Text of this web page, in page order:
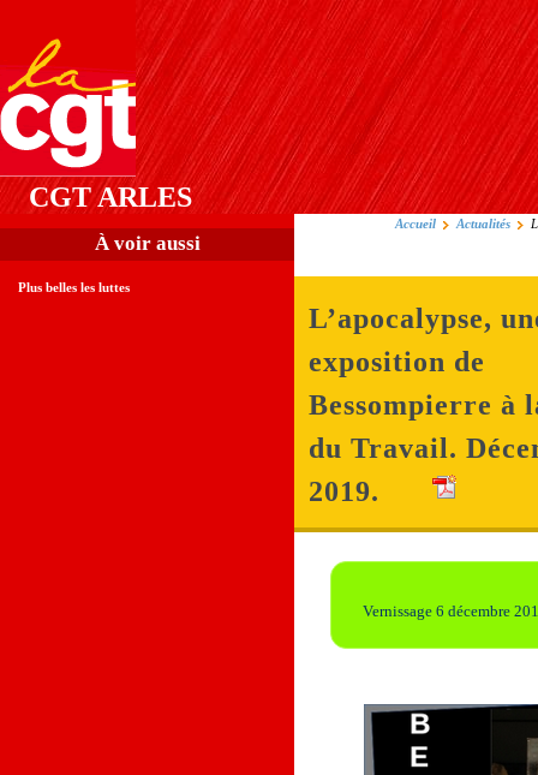
CGT ARLES
Accueil Actualités
L’apocalypse,
exposition de
Bessompierre à
du Travail.
2019.
Vernissage 6 décembre
À voir aussi
Plus belles les luttes